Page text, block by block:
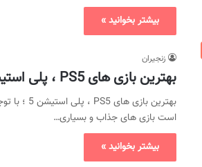
بیشتر بخوانید »
زنجیران
بهترین بازی های PS5 ، پلی استیشن 5 در سال 2020 و 2021
است بازی های جذاب و بسیاری…
بیشتر بخوانید »